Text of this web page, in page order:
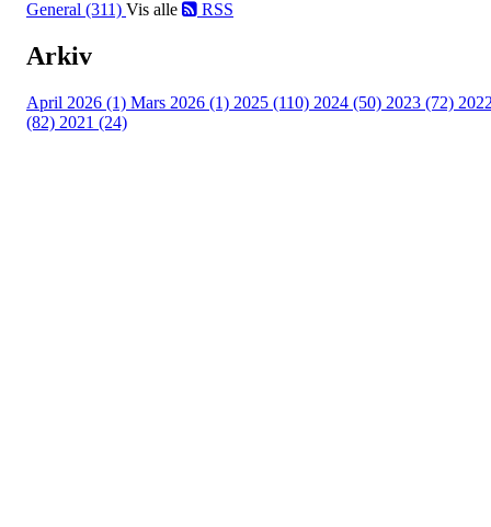
General (311) Vis alle RSS
Arkiv
April 2026 (1) Mars 2026 (1) 2025 (110) 2024 (50) 2023 (72)
(82) 2021 (24)